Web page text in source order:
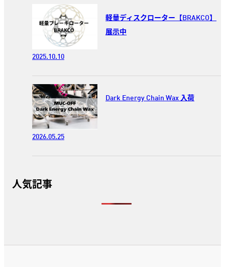
軽量ディスクローター【BRAKCO】
展示中
2025.10.10
Dark Energy Chain Wax 入荷
2026.05.25
人気記事